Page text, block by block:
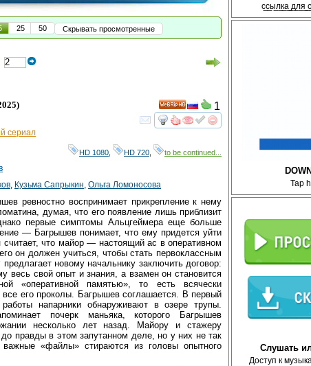
с̲с̲ы̲л̲к̲а̲ ̲д̲л̲я̲
Tap
Слушать
Доступ к
25 50 Скрывать просмотренные
смотретьинтересует
HD
1
сериал
HD 1080 HD 720 to be continued...
, Кузьма Сапрыкин, Ольга Ломоносова
ревностно воспринимает прикрепление к нему
думая, что его появление лишь приблизит
первые симптомы Альцгеймера еще больше
— Багрышев понимает, что ему придется уйти
считает, что майор — настоящий ас в оперативном
он должен учиться, чтобы стать первоклассным
новому начальнику заключить договор:
весь свой опыт и знания, а взамен он становится
«оперативной памятью», то есть всячески
его проколы. Багрышев соглашается. В первый
напарники обнаруживают в озере трупы.
почерк маньяка, которого Багрышев
несколько лет назад. Майору и стажеру
до правды в этом запутанном деле, но у них не так
«файлы» стираются из головы опытного